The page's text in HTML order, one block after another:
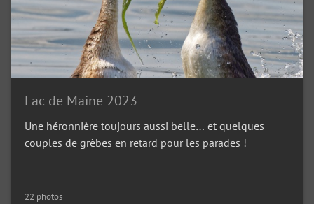
Lac de Maine 2023
Une héronnière toujours aussi belle… et quelques
couples de grèbes en retard pour les parades !
22 photos